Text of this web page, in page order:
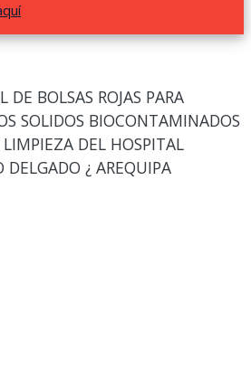
BOLSAS ROJAS PARA
SOLIDOS BIOCONTAMINADOS
DEL HOSPITAL
DELGADO ¿ AREQUIPA